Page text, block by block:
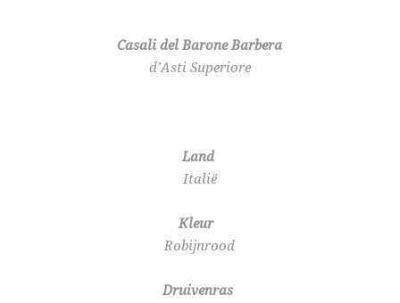
Casali del Barone Barbera
d’Asti Superiore
Land
Italië
Kleur
Robijnrood
Druivenras